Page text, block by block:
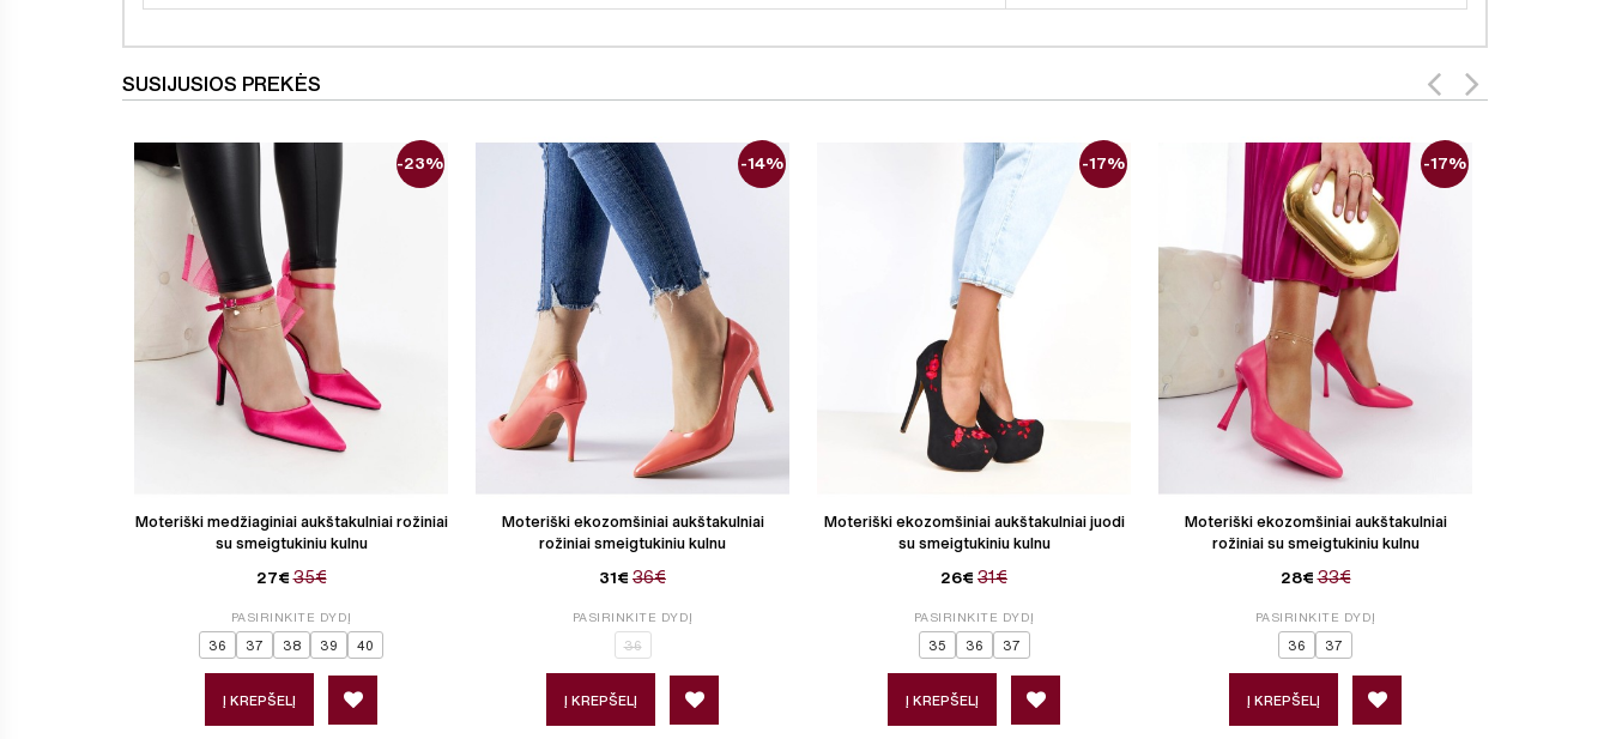
SUSIJUSIOS PREKĖS
Moteriški medžiaginiai aukštakulniai rožiniai
su smeigtukiniu kulnu
27€ 35€
-23%
PASIRINKITE DYDĮ
36 37 38 39 40
Į KREPŠELĮ
Moteriški ekozomšiniai aukštakulniai
rožiniai smeigtukiniu kulnu
31€ 36€
-14%
PASIRINKITE DYDĮ
36
Į KREPŠELĮ
Moteriški ekozomšiniai aukštakulniai juodi
su smeigtukiniu kulnu
26€ 31€
-17%
PASIRINKITE DYDĮ
35 36 37
Į KREPŠELĮ
Moteriški ekozomšiniai aukštakulniai
rožiniai su smeigtukiniu kulnu
28€ 33€
-17%
PASIRINKITE DYDĮ
36 37
Į KREPŠELĮ